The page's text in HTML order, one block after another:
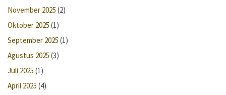
November 2025 (2)
Oktober 2025 (1)
September 2025 (1)
Agustus 2025 (3)
Juli 2025 (1)
April 2025 (4)